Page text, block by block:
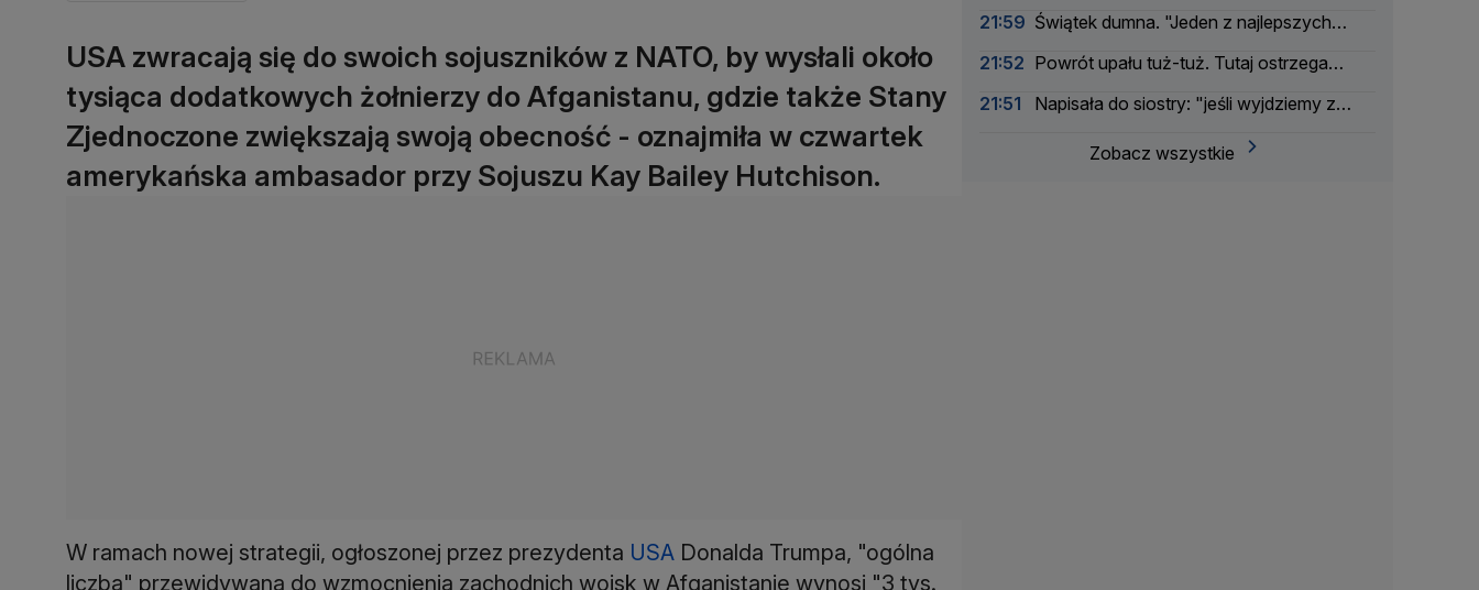
USA zwracają się do swoich sojuszników z NATO, by wysłali około
tysiąca dodatkowych żołnierzy do Afganistanu, gdzie także Stany
Zjednoczone zwiększają swoją obecność - oznajmiła w czwartek
amerykańska ambasador przy Sojuszu Kay Bailey Hutchison.
W ramach nowej strategii, ogłoszonej przez prezydenta USA Donalda Trumpa, "ogólna
liczba" przewidywana do wzmocnienia zachodnich wojsk w Afganistanie wynosi "3 tys.
21:59 Świątek dumna. "Jeden z najlepszych
21:52 Powrót upału tuż-tuż. Tutaj ostrzega
21:51
Napisała do siostry: "jeśli wyjdziemy z
Zobacz wszystkie